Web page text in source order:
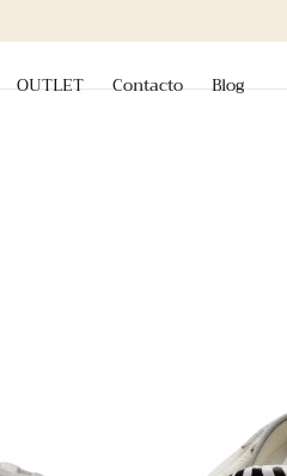
OUTLET Contacto Blog